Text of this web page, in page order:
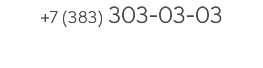
+7 (383) 303-03-03